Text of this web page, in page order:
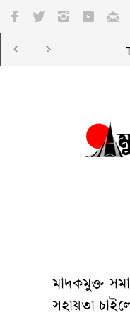
মাদকমুক্ত
সহায়তা